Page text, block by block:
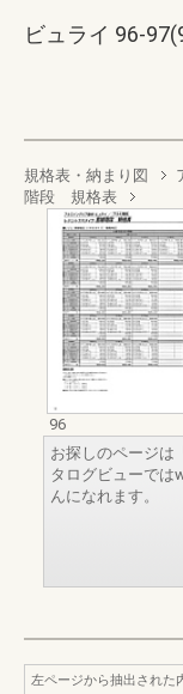
ビュライ 96-
規格表・納まり図
階段 規格表
96
お探しのページは
タログビューでは
んになれます。
左ページから抽出された